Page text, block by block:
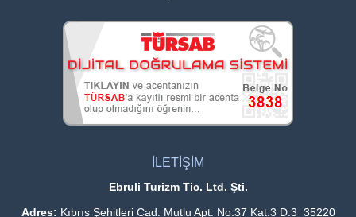
İLETİŞİM
Ebruli Turizm Tic. Ltd. Şti.
Adres: Kıbrıs Şehitleri Cad. Mutlu Apt. No:37 Kat:3 D:3 35220